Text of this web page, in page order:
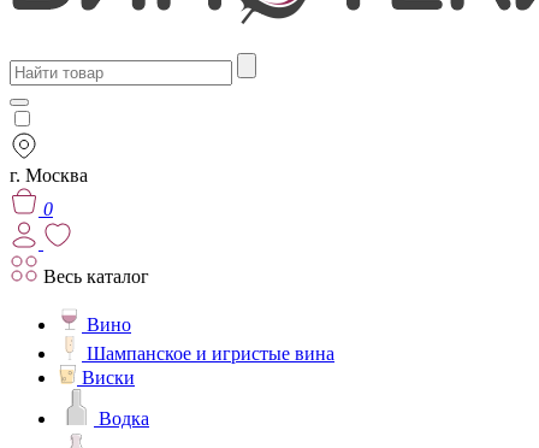
г. Москва
0
Весь каталог
Вино
Шампанское и игристые вина
Виски
Водка